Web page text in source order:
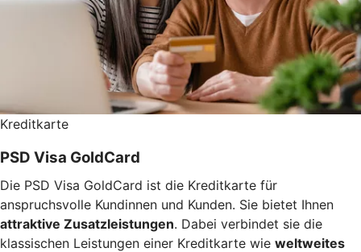
Kreditkarte
PSD Visa GoldCard
Die PSD Visa GoldCard ist die Kreditkarte für
anspruchsvolle Kundinnen und Kunden. Sie bietet Ihnen
attraktive Zusatzleistungen. Dabei verbindet sie die
klassischen Leistungen einer Kreditkarte wie weltweites